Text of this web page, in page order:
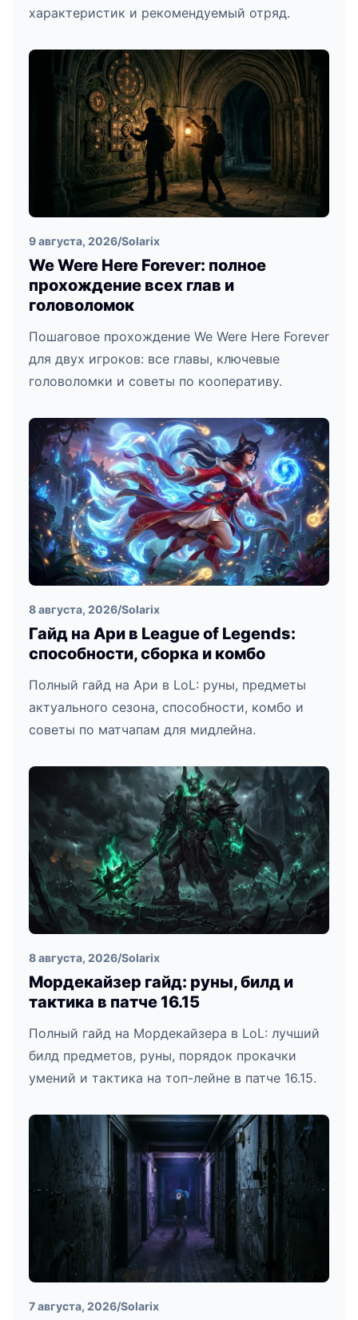
характеристик и рекомендуемый отряд.
9 августа, 2026/Solarix
We Were Here Forever: полное
прохождение всех глав и
головоломок
Пошаговое прохождение We Were Here Forever
для двух игроков: все главы, ключевые
головоломки и советы по кооперативу.
8 августа, 2026/Solarix
Гайд на Ари в League of Legends:
способности, сборка и комбо
Полный гайд на Ари в LoL: руны, предметы
актуального сезона, способности, комбо и
советы по матчапам для мидлейна.
8 августа, 2026/Solarix
Мордекайзер гайд: руны, билд и
тактика в патче 16.15
Полный гайд на Мордекайзера в LoL: лучший
билд предметов, руны, порядок прокачки
умений и тактика на топ-лейне в патче 16.15.
7 августа, 2026/Solarix